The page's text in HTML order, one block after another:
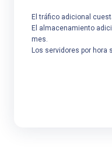
El tráfico adicional
El almacenamiento
mes.
Los servidores por hora